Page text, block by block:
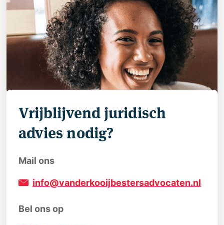
Vrijblijvend juridisch
advies nodig?
Mail ons
info@vanderkooijbestersadvocaten.nl
Bel ons op